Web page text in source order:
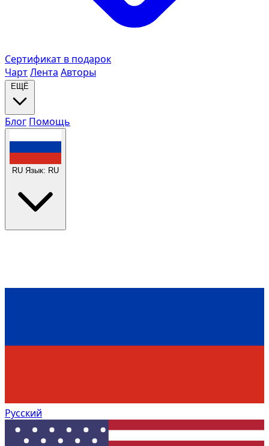
Сертификат в подарок
ЧартЛента Авторы
ЕЩЁ
Блог Помощь
RU Язык: RU
Русский